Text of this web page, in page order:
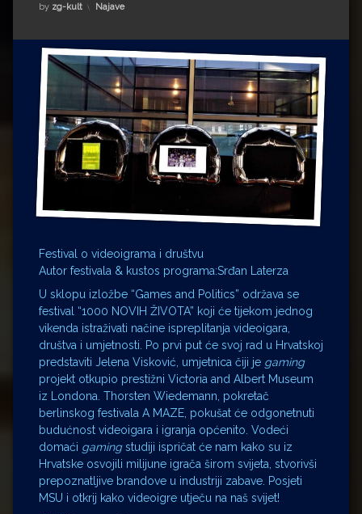
Impressum
Milenko Strižak
Drugi autori
Drugi autori
Matea Andrić
Ljiljana Lekanić-Kljaić
Željko Krznarić
Mario Lovreković
by zg-kult Kategorije:
Najave
Festival o videoigrama i društvu
Autor festivala & kustos programa:Srđan Laterza
U sklopu izložbe “Games and Politics” održava se
festival “1000 NOVIH ŽIVOTA” koji će tijekom jednog
vikenda istraživati načine ispreplitanja videoigara,
društva i umjetnosti. Po prvi put će svoj rad u Hrvatskoj
predstaviti Jelena Visković, umjetnica čiji je gaming
projekt otkupio prestižni Victoria and Albert Museum
iz Londona. Thorsten Wiedemann, pokretač
berlinskog festivala A MAZE, pokušat će odgonetnuti
budućnost videoigara i igranja općenito. Vodeći
domaći gamingstudiji ispričat će nam kako su iz
Hrvatske osvojili milijune igrača širom svijeta, stvorivši
prepoznatljive brandove u industriji zabave. Posjeti
MSU i otkrij kako videoigre utječu na naš svijet!